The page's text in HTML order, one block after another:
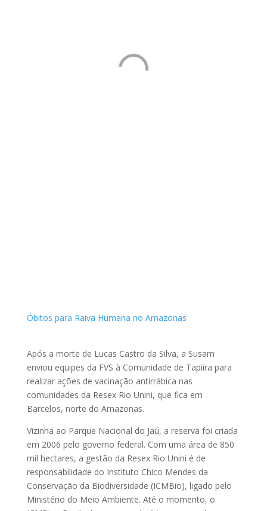
Óbitos para Raiva Humana no Amazonas
Após a morte de Lucas Castro da Silva, a Susam
enviou equipes da FVS à Comunidade de Tapiira para
realizar ações de vacinação antirrábica nas
comunidades da Resex Rio Unini, que fica em
Barcelos, norte do Amazonas.
Vizinha ao Parque Nacional do Jaú, a reserva foi criada
em 2006 pelo governo federal. Com uma área de 850
mil hectares, a gestão da Resex Rio Unini é de
responsabilidade do Instituto Chico Mendes da
Conservação da Biodiversidade (ICMBio), ligado pelo
Ministério do Meio Ambiente. Até o momento, o